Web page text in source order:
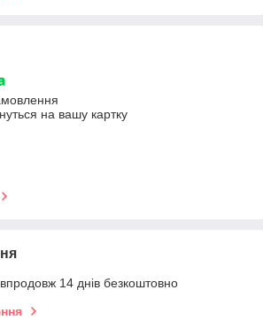
на вашу картку
14 днів безкоштовно